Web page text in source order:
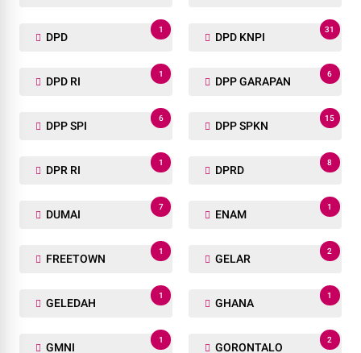
DPD
1
DPD KNPI
31
DPD RI
1
DPP GARAPAN
6
DPP SPI
6
DPP SPKN
15
DPR RI
1
DPRD
8
DUMAI
7
ENAM
1
FREETOWN
1
GELAR
2
GELEDAH
1
GHANA
1
GMNI
1
GORONTALO
2